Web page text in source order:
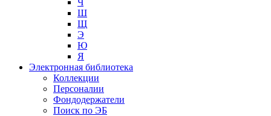
Ч
Ш
Щ
Э
Ю
Я
Электронная библиотека
Коллекции
Персоналии
Фондодержатели
Поиск по ЭБ